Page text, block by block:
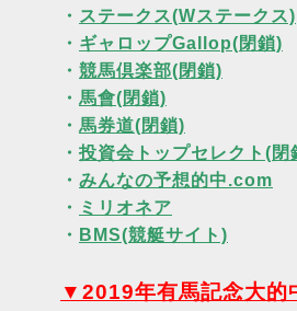
・ ステークス(Wステークス)
・ ギャロップGallop(閉鎖)
・ 競馬倶楽部(閉鎖)
・ 馬會(閉鎖)
・ 馬券道(閉鎖)
・ 投資会トップセレクト(閉
・ みんなの予想的中.com
・ ミリオネア
・ BMS(競艇サイト)
▼2019年有馬記念大的